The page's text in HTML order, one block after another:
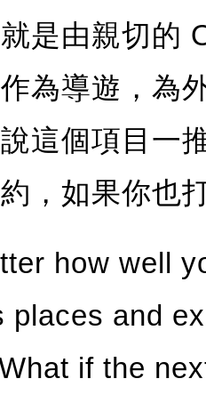
是由親切的
為導遊，為
這個項目一
，如果你也
how well
places and
if the